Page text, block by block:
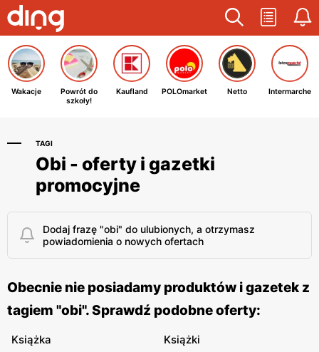
Wakacje
Powrót do
szkoły!
Kaufland POLOmarket Netto Intermarche
TAGI
Obi - oferty i gazetki
promocyjne
Dodaj frazę "obi" do ulubionych, a otrzymasz
powiadomienia o nowych ofertach
Obecnie nie posiadamy produktów i gazetek z
tagiem "obi". Sprawdź podobne oferty:
Książka
Książki